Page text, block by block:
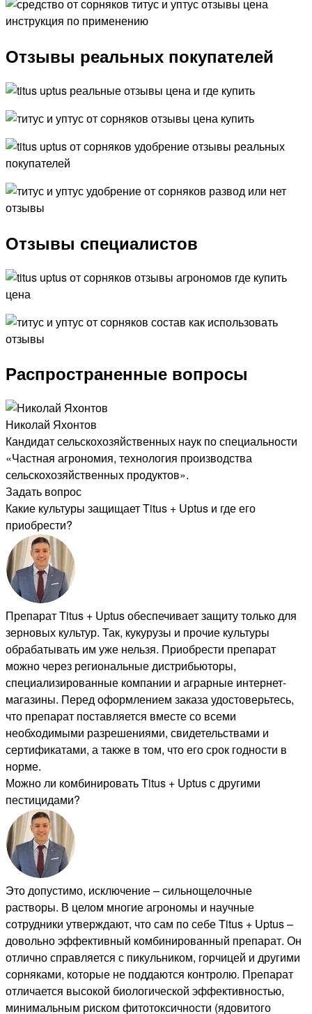
Отзывы реальных покупателей
Отзывы специалистов
Распространенные вопросы
Николай Яхонтов
Кандидат сельскохозяйственных наук по специальности
«Частная агрономия, технология производства
сельскохозяйственных продуктов».
Задать вопрос
Какие культуры защищает Titus + Uptus и где его
приобрести?
Препарат Titus + Uptus обеспечивает защиту только для
зерновых культур. Так, кукурузы и прочие культуры
обрабатывать им уже нельзя. Приобрести препарат
можно через региональные дистрибьюторы,
специализированные компании и аграрные интернет-
магазины. Перед оформлением заказа удостоверьтесь,
что препарат поставляется вместе со всеми
необходимыми разрешениями, свидетельствами и
сертификатами, а также в том, что его срок годности в
норме.
Можно ли комбинировать Titus + Uptus с другими
пестицидами?
Это допустимо, исключение – сильнощелочные
растворы. В целом многие агрономы и научные
сотрудники утверждают, что сам по себе Titus + Uptus –
довольно эффективный комбинированный препарат. Он
отлично справляется с пикульником, горчицей и другими
сорняками, которые не поддаются контролю. Препарат
отличается высокой биологической эффективностью,
минимальным риском фитотоксичности (ядовитого